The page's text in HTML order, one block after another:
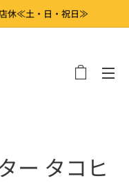
休≪土・日・祝日≫
ー タコヒ